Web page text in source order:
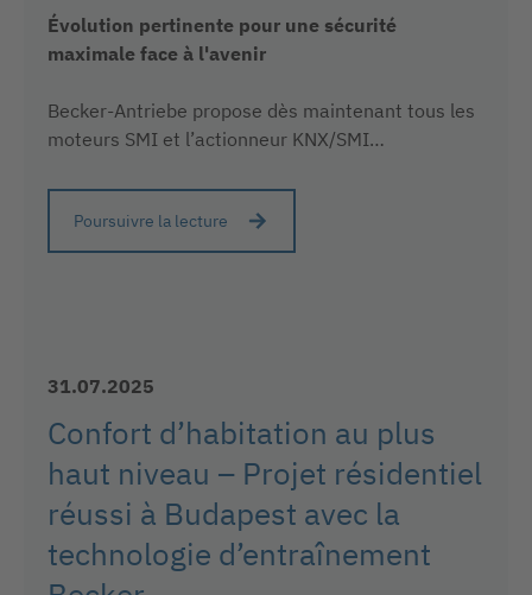
Évolution pertinente pour une sécurité
maximale face à l'avenir
Becker-Antriebe propose dès maintenant tous les
moteurs SMI et l’actionneur KNX/SMI…
Poursuivre la lecture
31.07.2025
Confort d’habitation au plus
haut niveau – Projet résidentiel
réussi à Budapest avec la
technologie d’entraînement